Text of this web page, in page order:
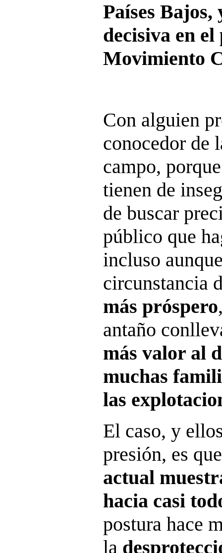
Países
decisiva en
Movimiento
Con alguien
conocedor de
campo,
tienen de
de buscar
público que
incluso
circunstancia
más próspero
antaño
más valor al
muchas
las
El caso, y
presión, es
actual
hacia casi
postura hace
la